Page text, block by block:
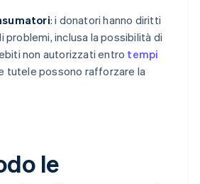
: i donatori hanno diritti
problemi, inclusa la possibilità di
non autorizzati entro tempi
tutele possono rafforzare la
le